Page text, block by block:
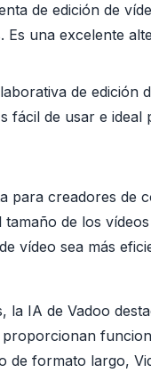
de edición de
Es una excelente
de edición
fácil de usar e
para creadores de
de los
vídeo sea más
la IA de Vadoo
formato largo,